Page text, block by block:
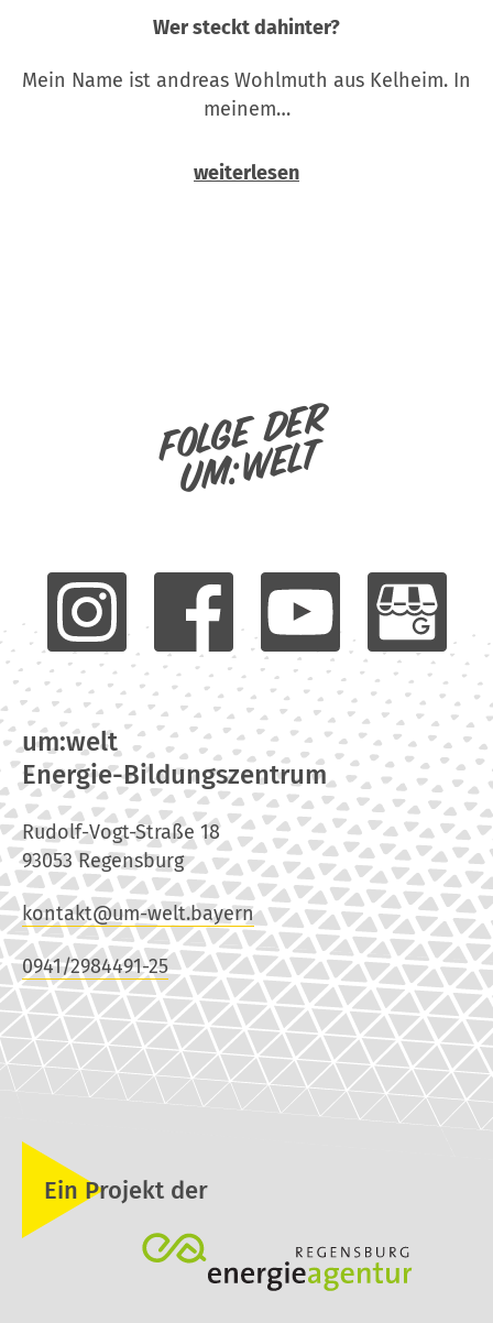
Wer steckt dahinter?
Mein Name ist andreas Wohlmuth aus Kelheim. In
meinem…
weiterlesen
Folge der
um:welt
um:welt
Energie-Bildungszentrum
Rudolf-Vogt-Straße 18
93053 Regensburg
kontakt@um-welt.bayern
0941/2984491-25
Ein Projekt der